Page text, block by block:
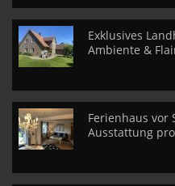
Exklusives
Ambiente &
Ferienhaus vor
Ausstattung